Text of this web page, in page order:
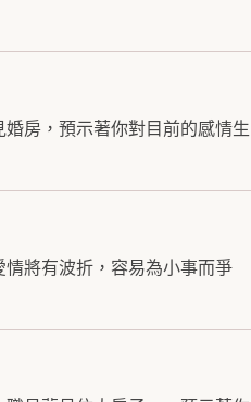
房，預示著你對目前的感情生
將有波折，容易為小事而爭